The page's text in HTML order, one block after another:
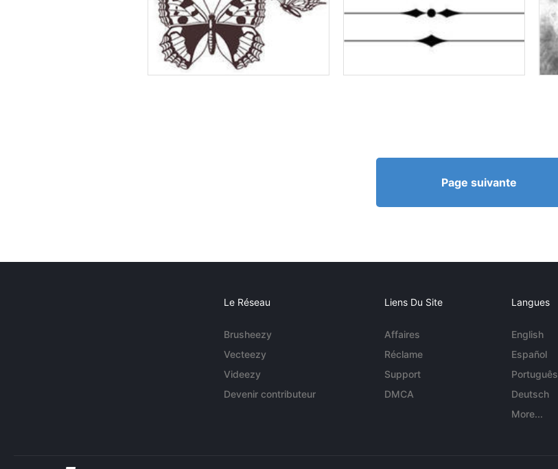
Page suivante
Le Réseau
Brusheezy
Vecteezy
Videezy
Devenir contributeur
Liens Du Site
Affaires
Réclame
Support
DMCA
Langues
English
Español
Português
Deutsch
More...